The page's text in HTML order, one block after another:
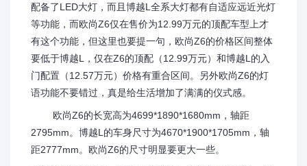
配备了LED大灯，而且博越L全系大灯都有自适应远近光灯
等功能，而欧尚Z6仅在售价为12.99万元的顶配车型上才
有这个功能，但这里也要提一句，欧尚Z6的价格区间整体
要低于博越L，仅在Z6的顶配（12.99万元）和博越L的入
门配置（12.57万元）价格有重合区间。另外欧尚Z6的灯
语功能不要错过，真是给生活增加了满满的仪式感。
欧尚Z6的长宽高为4699*1890*1680mm，轴距
2795mm。博越L的车身尺寸为4670*1900*1705mm，轴
距2777mm。欧尚Z6的尺寸明显要更大一些。